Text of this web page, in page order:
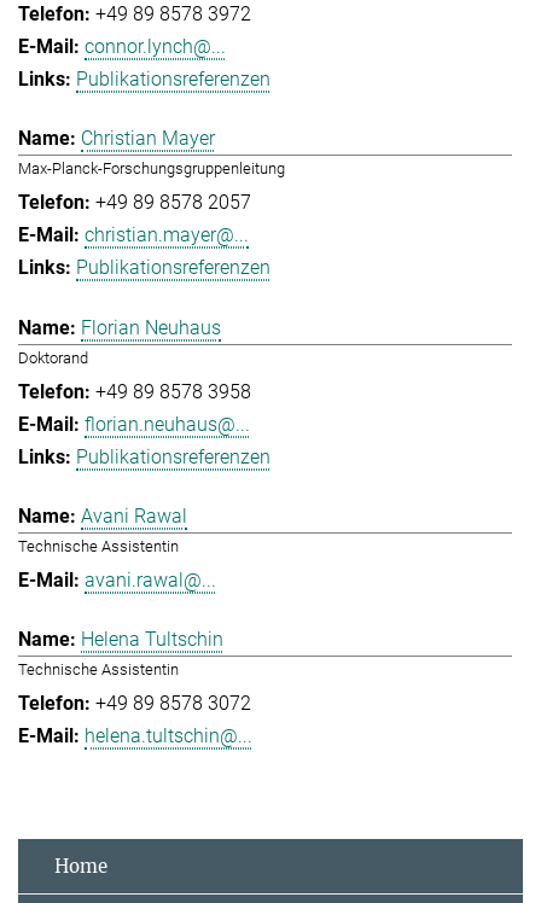
+49 89 8578 3972
connor.lynch@...
Publikationsreferenzen
Christian Mayer
Max-Planck-Forschungsgruppenleitung
+49 89 8578 2057
christian.mayer@...
Publikationsreferenzen
Florian Neuhaus
Doktorand
+49 89 8578 3958
florian.neuhaus@...
Publikationsreferenzen
Avani Rawal
Technische Assistentin
avani.rawal@...
Helena Tultschin
Technische Assistentin
+49 89 8578 3072
helena.tultschin@...
Home